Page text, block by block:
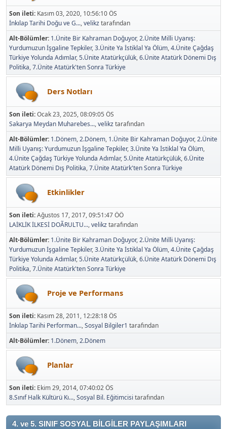
Son ileti: Kasım 03, 2020, 10:56:10 ÖS
İnkılap Tarihi Doğu ve G...,velikztarafından
Alt-Bölümler 1.Ünite Bir Kahraman Doğuyor 2.Ünite Milli Uyanış:
Yurdumuzun İşgaline Tepkiler 3.Ünite Ya İstiklal Ya Ölüm 4.Ünite Çağdaş
Türkiye Yolunda Adımlar 5.Ünite Atatürkçülük 6.Ünite Atatürk Dönemi Dış
Politika 7.Ünite Atatürk'ten Sonra Türkiye
Ders Notları
Son ileti:Ocak 23, 2025, 08:09:05 ÖS
Sakarya Meydan Muharebes...,velikztarafından
Alt-Bölümler 1.Dönem 2.Dönem 1.Ünite Bir Kahraman Doğuyor 2.Ünite
Milli Uyanış: Yurdumuzun İşgaline Tepkiler 3.Ünite Ya İstiklal Ya Ölüm
4.Ünite Çağdaş Türkiye Yolunda Adımlar 5.Ünite Atatürkçülük 6.Ünite
Atatürk Dönemi Dış Politika 7.Ünite Atatürk'ten Sonra Türkiye
Etkinlikler
Son ileti:Ağustos 17, 2017, 09:51:47 ÖÖ
LAİKLİK İLKESİ DOÃRULTU...,velikztarafından
Alt-Bölümler 1.Ünite Bir Kahraman Doğuyor 2.Ünite Milli Uyanış:
Yurdumuzun İşgaline Tepkiler 3.Ünite Ya İstiklal Ya Ölüm 4.Ünite Çağdaş
Türkiye Yolunda Adımlar 5.Ünite Atatürkçülük 6.Ünite Atatürk Dönemi Dış
Politika 7.Ünite Atatürk'ten Sonra Türkiye
Proje ve Performans
Son ileti: Kasım 28, 2011, 12:28:18 ÖS
İnkılap Tarihi Performan...,Sosyal Bilgiler1 tarafından
Alt-Bölümler 1.Dönem 2.Dönem
Planlar
Son ileti: Ekim 29, 2014, 07:40:02 ÖS
8.Sınıf Halk Kültürü Kı...,Sosyal Bil. Eğitimcisi tarafından
4. ve 5. SINIF SOSYAL BİLGİLER PAYLAŞIMLARI